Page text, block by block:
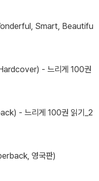
Smart, Beautifu
- 느리게 100권
- 느리게 100권 읽기_2
영국판)